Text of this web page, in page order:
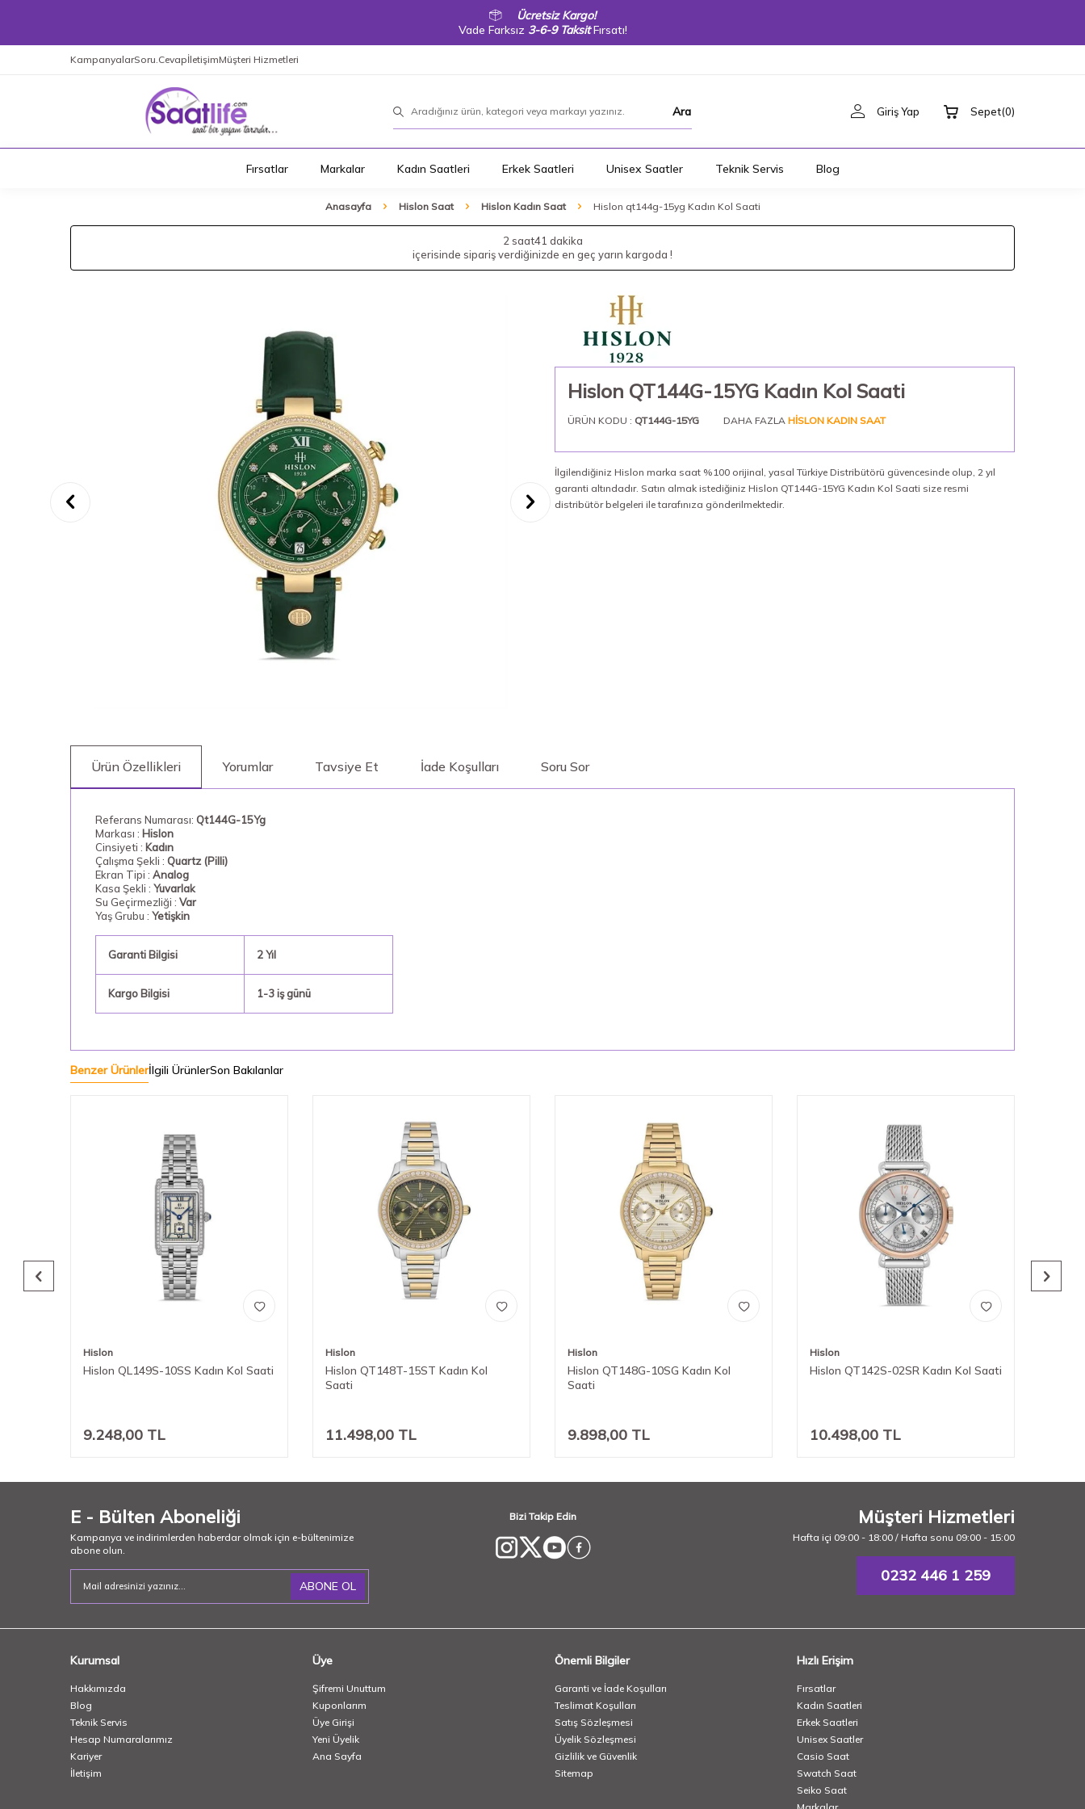
Ücretsiz Kargo!
Vade Farksız 3-6-9 TaksitFırsatı!
KampanyalarSoru.CevapİletişimMüşteri Hizmetleri
Ara Giriş Yap Sepet(0)
Fırsatlar Markalar Kadın Saatleri Erkek Saatleri Unisex Saatler Teknik Servis Blog
Anasayfa Hislon Saat Hislon Kadın Saat Hislon qt144g-15yg Kadın Kol Saati
2 saat41 dakika
içerisinde sipariş verdiğinizde en geç yarın kargoda !
Hislon QT144G-15YG Kadın Kol Saati
ÜRÜN KODU : QT144G-15YG DAHA FAZLA HISLON KADIN SAAT
İlgilendiğiniz Hislon marka saat %100 orijinal, yasal Türkiye Distribütörü güvencesinde olup, 2 yıl
garanti altındadır. Satın almak istediğiniz Hislon QT144G-15YG Kadın Kol Saati size resmi
distribütör belgeleri ile tarafınıza gönderilmektedir.
Ürün Özellikleri Yorumlar Tavsiye Et İade Koşulları Soru Sor
Referans Numarası: Qt144G-15Yg
Markası : Hislon
Cinsiyeti : Kadın
Çalışma Şekli : Quartz (Pilli)
Ekran Tipi : Analog
Kasa Şekli : Yuvarlak
Su Geçirmezliği : Var
Yaş Grubu : Yetişkin
Garanti Bilgisi 2 Yıl
Kargo Bilgisi 1-3 iş günü
Benzer Ürünlerİlgili ÜrünlerSon Bakılanlar
Hislon
Hislon QL149S-10SS Kadın Kol Saati
9.248,00 TL
Hislon
Hislon QT148T-15ST Kadın Kol
Saati
11.498,00 TL
Hislon
Hislon QT148G-10SG Kadın Kol
Saati
9.898,00 TL
Hislon
Hislon QT142S-02SR Kadın Kol Saati
10.498,00 TL
E - Bülten Aboneliği
Kampanya ve indirimlerden haberdar olmak için e-bültenimize
abone olun.
ABONE OL
Bizi Takip Edin Müşteri Hizmetleri
Hafta içi 09:00 - 18:00 / Hafta sonu 09:00 - 15:00
0232 446 1 259
Kurumsal
Hakkımızda
Blog
Teknik Servis
Hesap Numaralarımız
Kariyer
İletişim
Üye
Şifremi Unuttum
Kuponlarım
Üye Girişi
Yeni Üyelik
Ana Sayfa
Önemli Bilgiler
Garanti ve İade Koşulları
Teslimat Koşulları
Satış Sözleşmesi
Üyelik Sözleşmesi
Gizlilik ve Güvenlik
Sitemap
Hızlı Erişim
Fırsatlar
Kadın Saatleri
Erkek Saatleri
Unisex Saatler
Casio Saat
Swatch Saat
Seiko Saat